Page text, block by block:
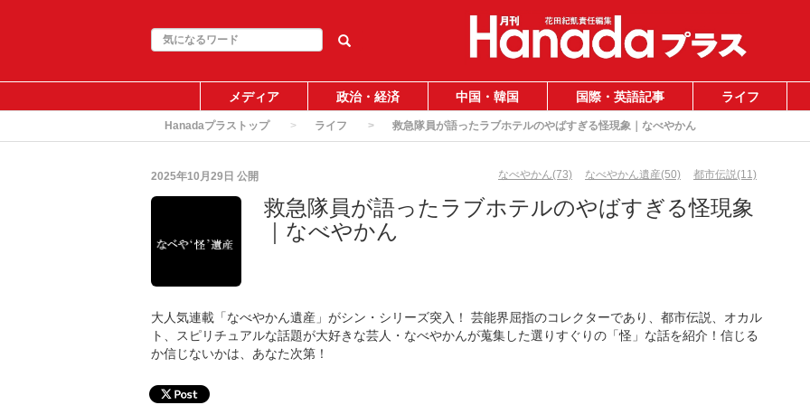
メディア 政治・経済 中国・韓国 国際・英語記事 ライフ
Hanadaプラストップ ライフ 救急隊員が語ったラブホテルのやばすぎる怪現象｜なべやかん
2025年10月29日 公開 なべやかん(73) なべやかん遺産(50) 都市伝説(11)
救急隊員が語ったラブホテルのやばすぎる怪現象
｜なべやかん
大人気連載「なべやかん遺産」がシン・シリーズ突入！ 芸能界屈指のコレクターであり、都市伝説、オカル
ト、スピリチュアルな話題が大好きな芸人・なべやかんが蒐集した選りすぐりの「怪」な話を紹介！信じる
か信じないかは、あなた次第！